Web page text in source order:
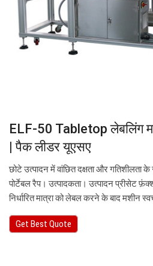
ELF-50 Tabletop लेबलिंग
| पैक लीडर यूएसए
छोटे उत्पादन में वांछित दक्षता और
पोर्टेबल रैप। उत्पादकता। उत्पादन प्रीसेट
निर्धारित मात्रा को लेबल करने के बाद मशीन
Get Best Quote